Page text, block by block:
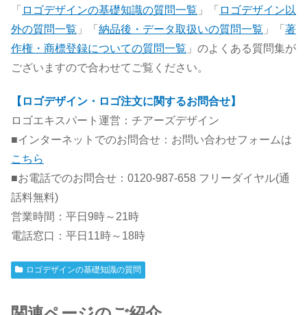
「 ロゴデザインの基礎知識の質問一覧 」「 ロゴデザイン以
外の質問一覧 」「 納品後・データ取扱いの質問一覧 」「 著
作権・商標登録についての質問一覧 」のよくある質問集が
ございますので合わせてご覧ください。
【ロゴデザイン・ロゴ注文に関するお問合せ】
ロゴエキスパート運営：チアーズデザイン
■インターネットでのお問合せ：お問い合わせフォームは
こちら
■お電話でのお問合せ：0120-987-658 フリーダイヤル(通
話料無料)
営業時間：平日9時～21時
電話窓口：平日11時～18時
ロゴデザインの基礎知識の質問